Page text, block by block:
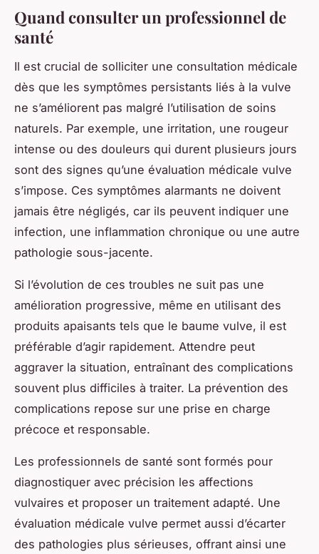
Quand consulter un professionnel de
santé
Il est crucial de solliciter une consultation médicale
dès que les symptômes persistants liés à la vulve
ne s’améliorent pas malgré l’utilisation de soins
naturels. Par exemple, une irritation, une rougeur
intense ou des douleurs qui durent plusieurs jours
sont des signes qu’une évaluation médicale vulve
s’impose. Ces symptômes alarmants ne doivent
jamais être négligés, car ils peuvent indiquer une
infection, une inflammation chronique ou une autre
pathologie sous-jacente.
Si l’évolution de ces troubles ne suit pas une
amélioration progressive, même en utilisant des
produits apaisants tels que le baume vulve, il est
préférable d’agir rapidement. Attendre peut
aggraver la situation, entraînant des complications
souvent plus difficiles à traiter. La prévention des
complications repose sur une prise en charge
précoce et responsable.
Les professionnels de santé sont formés pour
diagnostiquer avec précision les affections
vulvaires et proposer un traitement adapté. Une
évaluation médicale vulve permet aussi d’écarter
des pathologies plus sérieuses, offrant ainsi une